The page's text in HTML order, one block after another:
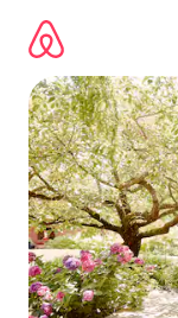
directement
contenu